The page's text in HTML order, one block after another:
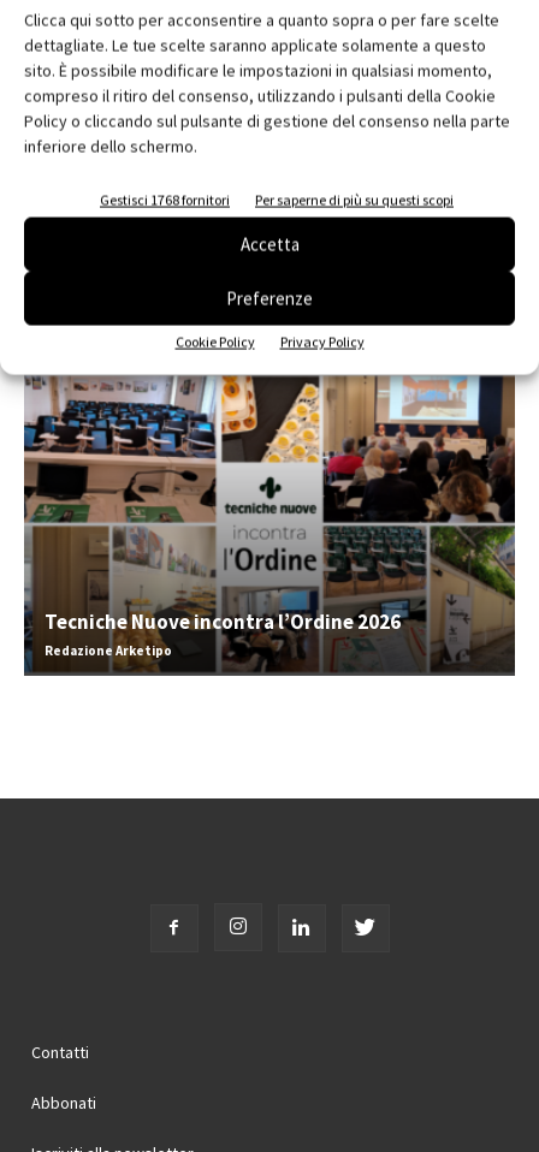
Clicca qui sotto per acconsentire a quanto sopra o per fare scelte
dettagliate. Le tue scelte saranno applicate solamente a questo
sito. È possibile modificare le impostazioni in qualsiasi momento,
compreso il ritiro del consenso, utilizzando i pulsanti della Cookie
Policy o cliccando sul pulsante di gestione del consenso nella parte
inferiore dello schermo.
Gestisci 1768 fornitori Per saperne di più su questi scopi
Accetta
Preferenze
Cookie Policy Privacy Policy
Abbonati e regala
Iscriviti alla newsletter
Tecniche Nuove incontra l’Ordine 2026
Redazione Arketipo
Contatti
Abbonati